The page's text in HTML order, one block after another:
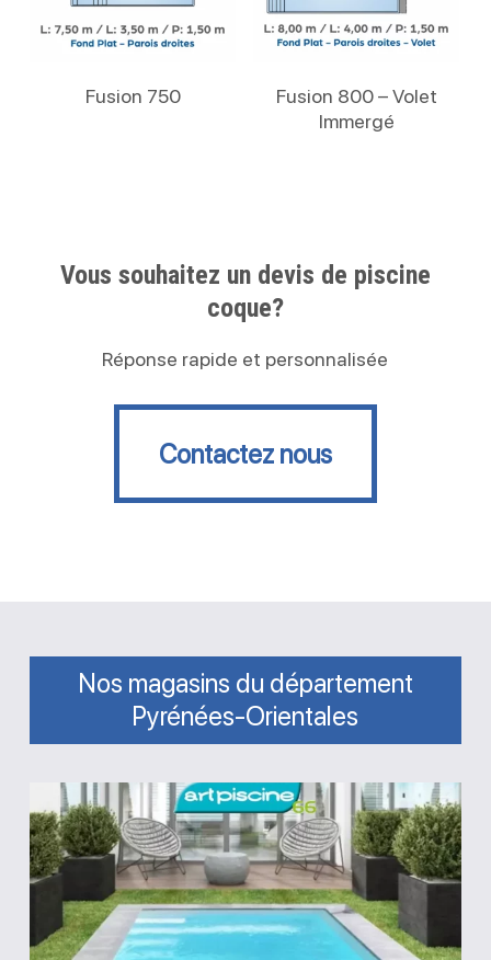
Fusion 750
Fusion 800 – Volet
Immergé
Vous souhaitez un devis de piscine
coque?
Réponse rapide et personnalisée
Contactez nous
Contactez nous
Nos magasins du département
Pyrénées-Orientales
Magasin
Art
Piscine
66
Villemolaque